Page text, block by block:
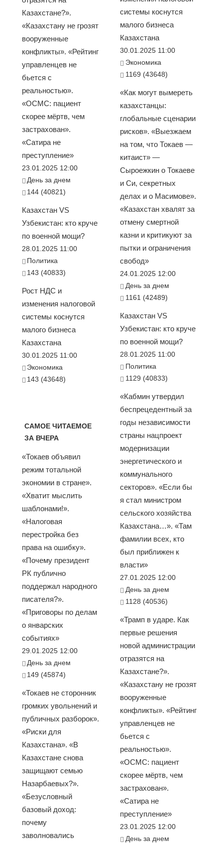
Казахстане?».
«Казахстану не грозят
вооруженные
конфликты». «Рейтинг
управленцев не
бьется с
реальностью».
«ОСМС: пациент
скорее мёртв, чем
застрахован».
«Сатира не
преступление»
23.01.2025 12:00
День за днем
144 (40821)
Казахстан VS
Узбекистан: кто круче
по военной мощи?
28.01.2025 11:00
Политика
143 (40833)
Рост НДС и
изменения налоговой
системы коснутся
малого бизнеса
Казахстана
30.01.2025 11:00
Экономика
143 (43648)
САМОЕ ЧИТАЕМОЕ
ЗА ВЧЕРА
«Токаев объявил
режим тотальной
экономии в стране».
«Хватит мыслить
шаблонами!».
«Налоговая
перестройка без
права на ошибку».
«Почему президент
РК публично
поддержал народного
писателя?».
«Приговоры по делам
о январских
событиях»
29.01.2025 12:00
День за днем
149 (45874)
«Токаев не сторонник
громких увольнений и
публичных разборок».
«Риски для
Казахстана». «В
Казахстане снова
защищают семью
Назарбаевых?».
«Безусловный
базовый доход:
почему
заволновались
системы коснутся
малого бизнеса
Казахстана
30.01.2025 11:00
Экономика
1169 (43648)
«Как могут вымереть
казахстанцы:
глобальные сценарии
рисков». «Выезжаем
на том, что Токаев —
китаист» —
Сыроежкин о Токаеве
и Си, секретных
делах и о Масимове».
«Казахстан хвалят за
отмену смертной
казни и критикуют за
пытки и ограничения
свобод»
24.01.2025 12:00
День за днем
1161 (42489)
Казахстан VS
Узбекистан: кто круче
по военной мощи?
28.01.2025 11:00
Политика
1129 (40833)
«Кабмин утвердил
беспрецедентный за
годы независимости
страны нацпроект
модернизации
энергетического и
коммунального
секторов». «Если бы
я стал министром
сельского хозяйства
Казахстана…». «Там
фамилии всех, кто
был приближен к
власти»
27.01.2025 12:00
День за днем
1128 (40536)
«Трамп в ударе. Как
первые решения
новой администрации
отразятся на
Казахстане?».
«Казахстану не грозят
вооруженные
конфликты». «Рейтинг
управленцев не
бьется с
реальностью».
«ОСМС: пациент
скорее мёртв, чем
застрахован».
«Сатира не
преступление»
23.01.2025 12:00
День за днем